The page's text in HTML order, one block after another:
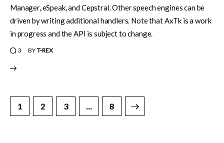
Manager, eSpeak, and Cepstral. Other speech engines can be
driven by writing additional handlers. Note that AxTk is a work
in progress and the API is subject to change.
3 BY T-REX
Posts
pagination
PAGE
1 PAGE
2 PAGE
3 … PAGE
8
>